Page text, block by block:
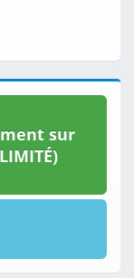
sur